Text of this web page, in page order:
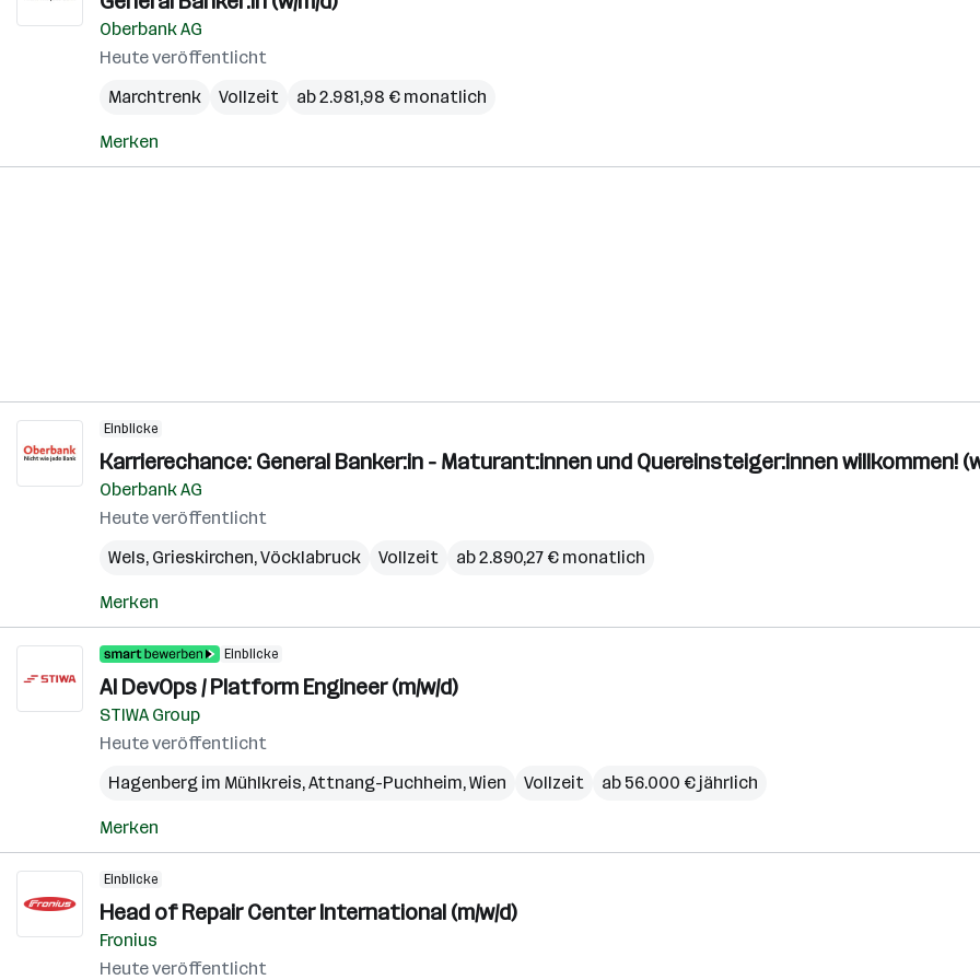
Oberbank AG
Heute veröffentlicht
Marchtrenk
Vollzeit ab 2.981,98 € monatlich
Merken
Einblicke
Karrierechance: General Banker:in - Maturant:innen und Quereinsteiger:innen willkommen!
Oberbank AG
Heute veröffentlicht
Wels, Grieskirchen,Vöcklabruck Vollzeit ab 2.890,27 € monatlich
Merken
Einblicke
AI DevOps / Platform Engineer (m/w/d)
STIWA Group
Heute veröffentlicht
Hagenberg im Mühlkreis,Attnang-Puchheim,Wien Vollzeit ab 56.000 € jährlich
Merken
Einblicke
Head of Repair Center International (m/w/d)
Fronius
Heute veröffentlicht